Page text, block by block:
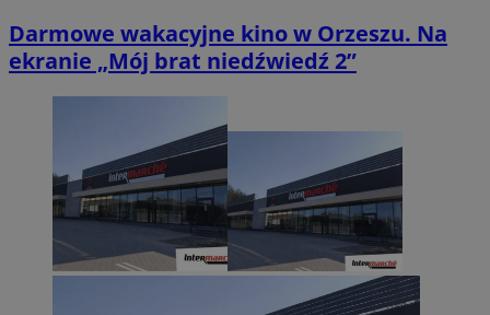
Darmowe wakacyjne kino w Orzeszu. Na
ekranie „Mój brat niedźwiedź 2”